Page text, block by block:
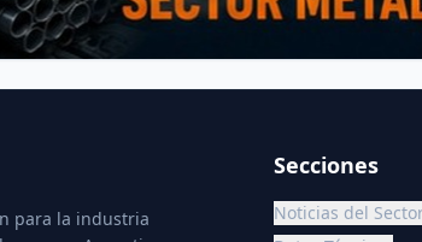
para la industria
Secciones
Noticias del